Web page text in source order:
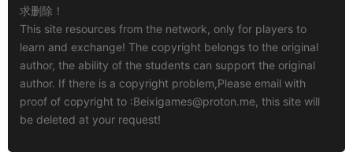
求删除！
This site resources from the network, only for players to
learn and exchange! The copyright belongs to the original
author, the ability of the students can support the original
author. If there is a copyright problem,Please email with
proof of copyright to :Beixigames@proton.me, this site will
be deleted at your request!